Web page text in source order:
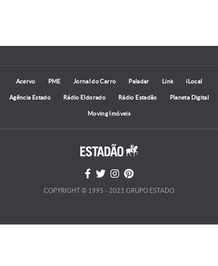
Acervo PME Jornal do Carro Paladar Link iLocal
Agência Estado Rádio Eldorado Rádio Estadão Planeta Digital
Moving Imóveis
COPYRIGHT © 1995 - 2021 GRUPO ESTADO